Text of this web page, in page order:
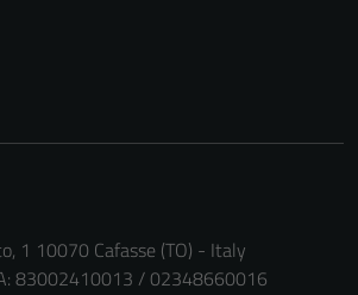
1 10070 Cafasse (TO) - Italy
83002410013 / 02348660016